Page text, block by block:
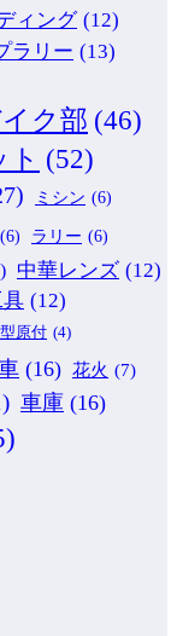
ィング (12)
ラリー (13)
ク部 (46)
(52)
ミシン (6)
(6) ラリー (6)
中華レンズ (12)
(12)
原付 (4)
(16) 花火 (7)
車庫 (16)